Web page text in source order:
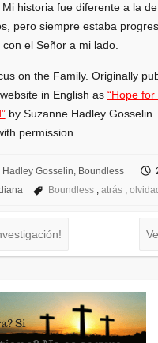
historia fue diferente a la
pero siempre estaba
el Señor a mi lado.
on the Family. Originally
in English as “Hope
by Suzanne Hadley Gosselin.
permission.
Gosselin, Boundless
Boundless, atrás,